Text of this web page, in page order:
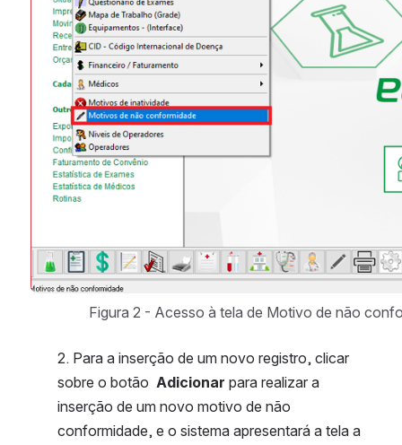
Figura 2 - Acesso à tela de Motivo de não
2. Para a inserção de um novo registro, clicar
sobre o botão Adicionar para realizar a
inserção de um novo motivo de não
conformidade, e o sistema apresentará a tela a